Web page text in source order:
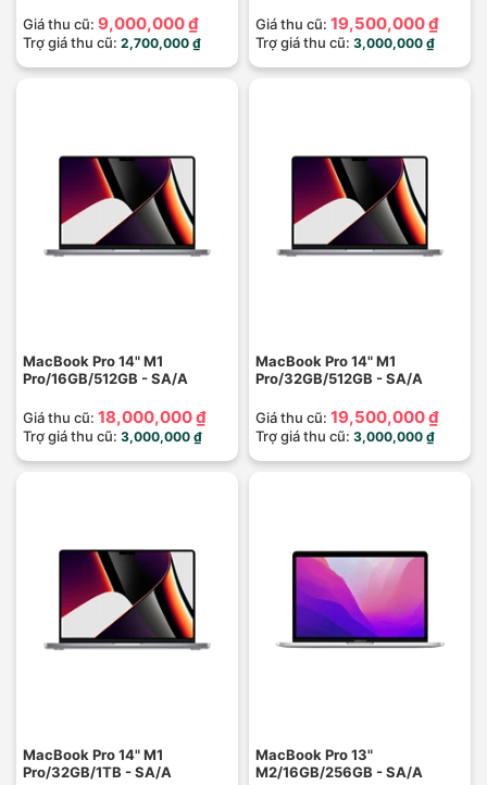
Giá thu cũ: 9,000,000 ₫
Trợ giá thu cũ: 2,700,000 ₫
Giá thu cũ: 19,500,000 ₫
Trợ giá thu cũ: 3,000,000 ₫
MacBook Pro 14" M1
Pro/16GB/512GB - SA/A
Giá thu cũ: 18,000,000 ₫
Trợ giá thu cũ: 3,000,000 ₫
MacBook Pro 14" M1
Pro/32GB/512GB - SA/A
Giá thu cũ: 19,500,000 ₫
Trợ giá thu cũ: 3,000,000 ₫
MacBook Pro 14" M1
Pro/32GB/1TB - SA/A
MacBook Pro 13"
M2/16GB/256GB - SA/A